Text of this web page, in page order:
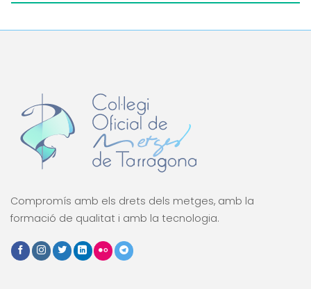
Compromís amb els drets dels metges, amb la
formació de qualitat i amb la tecnologia.